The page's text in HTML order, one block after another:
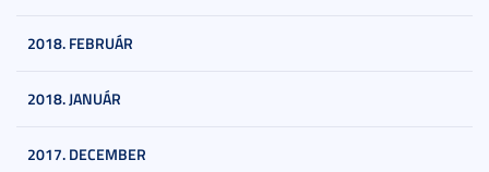
2018. FEBRUÁR
2018. JANUÁR
2017. DECEMBER